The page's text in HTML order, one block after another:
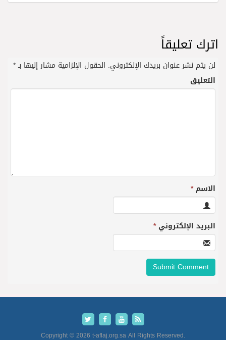
اترك تعليقاً
لن يتم نشر عنوان بريدك الإلكتروني. الحقول الإلزامية مشار إليها بـ*
التعليق
الاسم*
البريد الإلكتروني*
Copyright © 2026 t-aflaj.org.sa All Rights Reserved.